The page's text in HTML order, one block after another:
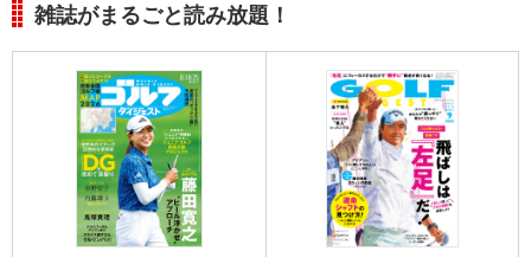
雑誌がまるごと読み放題！